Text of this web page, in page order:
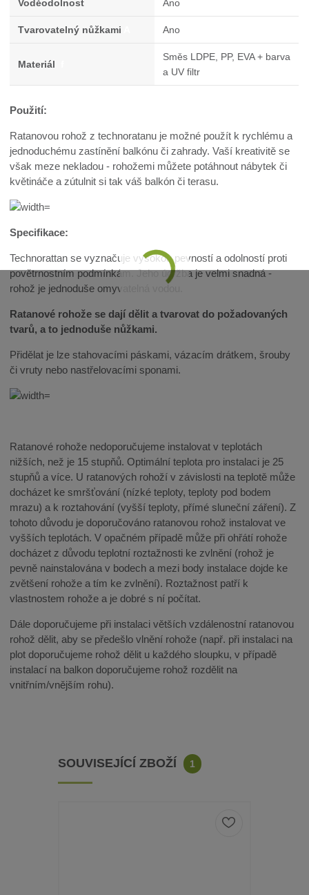
Voděodolnost Ano
Tvarovatelný nůžkami Ano
Materiál
Směs LDPE, PP, EVA + barva
a UV filtr
Použití:
Ratanovou rohož z technoratanu je možné použít k rychlému a
jednoduchému zastínění balkónu či zahrady. Vaší kreativitě se
však meze nekladou - rohožemi můžete potáhnout nábytek či
květináče a zútulnit si tak váš balkón či terasu.
Specifikace:
Technorattan se vyznačuje vysokou pevností a odolností proti
povětrnostním podmínkám. Jeho údržba je velmi snadná -
rohož je jednoduše omyvatelná vodou.
Ratanové rohože se dají dělit a tvarovat do požadovaných
tvarů, a to jednoduše nůžkami.
Přidělat je lze stahovacími páskami, vázacím drátkem, šrouby
či vruty nebo nastřelovacími sponami.
Ratanové rohože nedoporučujeme instalovat v teplotách
nižších, než je 15 stupňů. Optimální teplota pro instalaci je 25
stupňů a více. U ratanových rohoží v závislosti na teplotě může
docházet ke smršťování (nízké teploty, teploty pod bodem
mrazu) a k roztahování (vyšší teploty, přímé sluneční záření). Z
tohoto důvodu je doporučováno ratanovou rohož instalovat ve
vyšších teplotách. V opačném případě může při ohřátí rohože
docházet z důvodu teplotní roztažnosti ke zvlnění (rohož je
pevně nainstalována v bodech a mezi body instalace dojde ke
zvětšení rohože a tím ke zvlnění). Roztažnost patří k
vlastnostem rohože a je dobré s ní počítat.
Dále doporučujeme při instalaci větších vzdálenostní ratanovou
rohož dělit, aby se předešlo vlnění rohože (např. při instalaci na
plot doporučujeme rohož dělit u každého sloupku, v případě
instalací na balkon doporučujeme rohož rozdělit na
vnitřním/vnějším rohu).
SOUVISEJÍCÍ ZBOŽÍ 1